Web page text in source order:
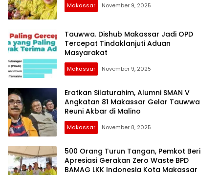
Makassar November 9, 2025
Tauwwa. Dishub Makassar Jadi OPD
Tercepat Tindaklanjuti Aduan
Masyarakat
Makassar November 9, 2025
Eratkan Silaturahim, Alumni SMAN V
Angkatan 81 Makassar Gelar Tauwwa
Reuni Akbar di Malino
Makassar November 8, 2025
500 Orang Turun Tangan, Pemkot Beri
Apresiasi Gerakan Zero Waste BPD
BAMAG LKK Indonesia Kota Makassar